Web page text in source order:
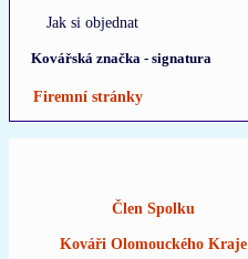
Jak si objednat
Kovářská značka - signatura
Firemní stránky
Člen Spolku
Kováři Olomouckého Kraje